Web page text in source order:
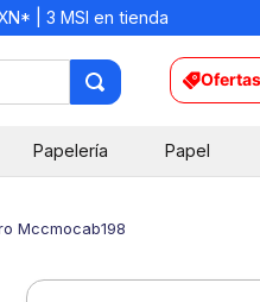
| 3 MSI en tienda
Ofertas
Papelería Papel
Mccmocab198